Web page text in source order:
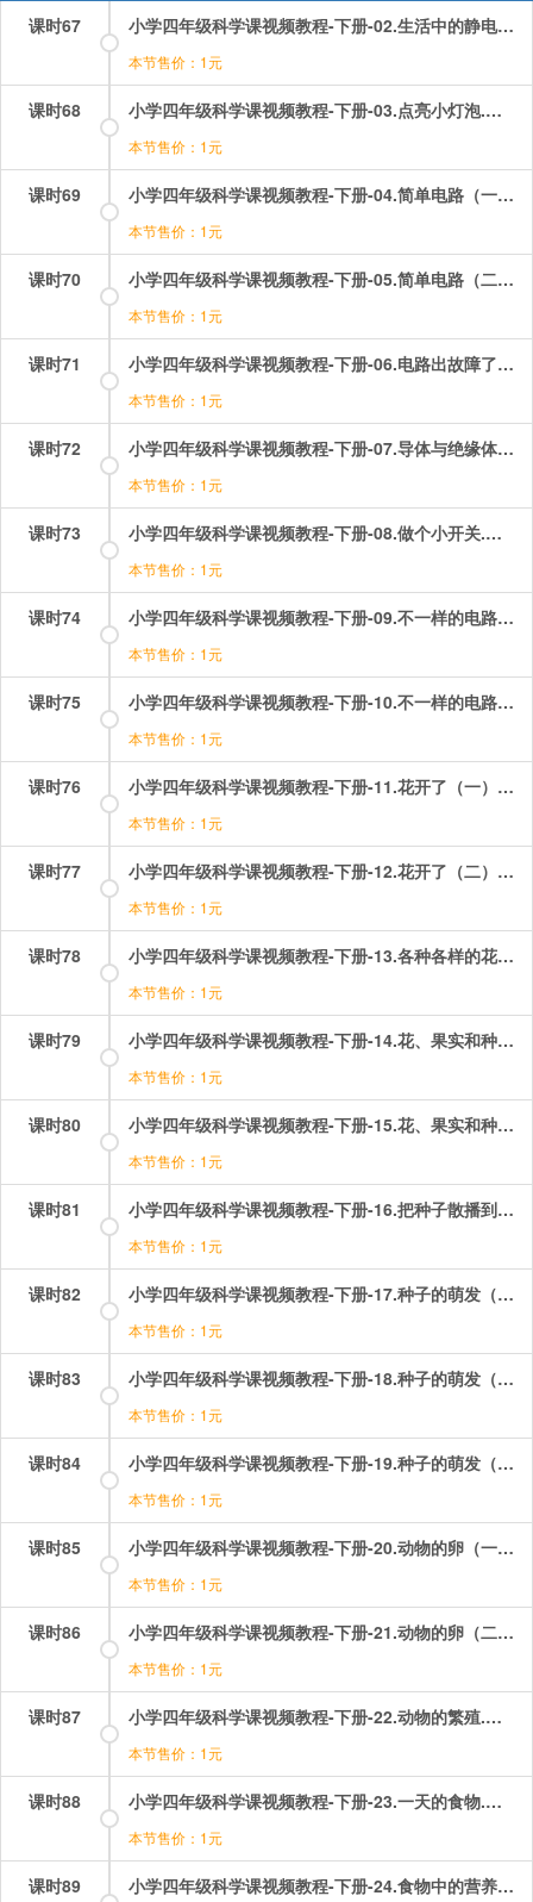
课时67 小学四年级科学课视频教程-下册-02.生活中的静电现象（二）——不一样的电荷.mp4
本节售价：1元
课时68 小学四年级科学课视频教程-下册-03.点亮小灯泡.mp4
本节售价：1元
课时69 小学四年级科学课视频教程-下册-04.简单电路（一）——带灯座的电路.mp4
本节售价：1元
课时70 小学四年级科学课视频教程-下册-05.简单电路（二）——让更多的灯泡亮起来.mp4
本节售价：1元
课时71 小学四年级科学课视频教程-下册-06.电路出故障了.mp4
本节售价：1元
课时72 小学四年级科学课视频教程-下册-07.导体与绝缘体.mp4
本节售价：1元
课时73 小学四年级科学课视频教程-下册-08.做个小开关.mp4
本节售价：1元
课时74 小学四年级科学课视频教程-下册-09.不一样的电路连接（一）——里面是怎样连接的.mp4
本节售价：1元
课时75 小学四年级科学课视频教程-下册-10.不一样的电路连接（二）——比较两种不同的电路连接.mp4
本节售价：1元
课时76 小学四年级科学课视频教程-下册-11.花开了（一）——观察一朵花.mp4
本节售价：1元
课时77 小学四年级科学课视频教程-下册-12.花开了（二）——观察一株植物上的花.mp4
本节售价：1元
课时78 小学四年级科学课视频教程-下册-13.各种各样的花.mp4
本节售价：1元
课时79 小学四年级科学课视频教程-下册-14.花、果实和种子（一）——雄蕊和雌蕊.mp4
本节售价：1元
课时80 小学四年级科学课视频教程-下册-15.花、果实和种子（二）——果实和种子.mp4
本节售价：1元
课时81 小学四年级科学课视频教程-下册-16.把种子散播到远处.mp4
本节售价：1元
课时82 小学四年级科学课视频教程-下册-17.种子的萌发（一）——浸泡种子.mp4
本节售价：1元
课时83 小学四年级科学课视频教程-下册-18.种子的萌发（二）——种子的内部构造.mp4
本节售价：1元
课时84 小学四年级科学课视频教程-下册-19.种子的萌发（三）——发芽的蚕豆.mp4
本节售价：1元
课时85 小学四年级科学课视频教程-下册-20.动物的卵（一）——鸡蛋.mp4
本节售价：1元
课时86 小学四年级科学课视频教程-下册-21.动物的卵（二）——青蛙卵的孵化.mp4
本节售价：1元
课时87 小学四年级科学课视频教程-下册-22.动物的繁殖.mp4
本节售价：1元
课时88 小学四年级科学课视频教程-下册-23.一天的食物.mp4
本节售价：1元
课时89 小学四年级科学课视频教程-下册-24.食物中的营养（一）——糖.mp4